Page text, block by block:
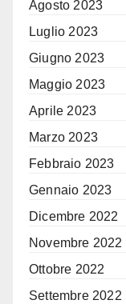
Agosto 2023
Luglio 2023
Giugno 2023
Maggio 2023
Aprile 2023
Marzo 2023
Febbraio 2023
Gennaio 2023
Dicembre 2022
Novembre 2022
Ottobre 2022
Settembre 2022